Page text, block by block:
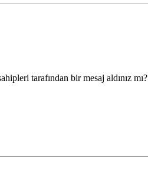
tarafından bir mesaj aldınız mı?